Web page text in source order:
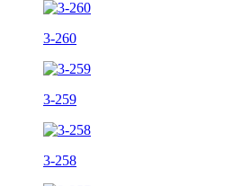
3-260
3-259
3-258